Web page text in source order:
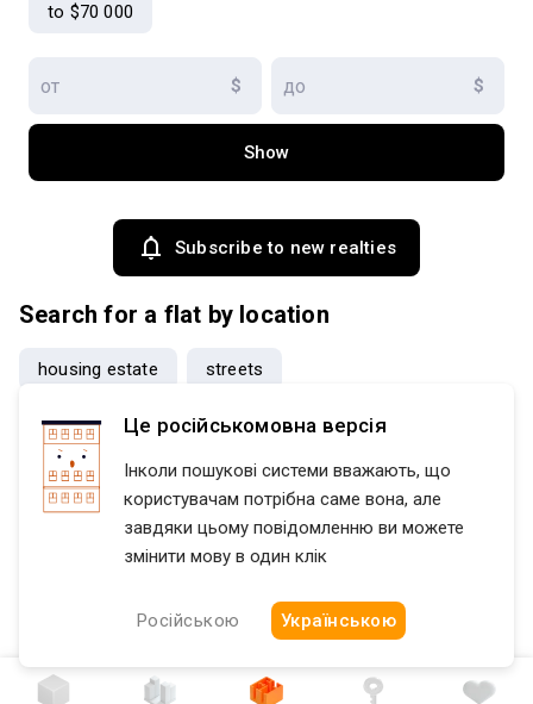
to $70 000
$ $
Show
Subscribe to new realties
Search for a flat by location
housing estate streets
Flatfy Продажа квартир Киевская область region
Це російськомовна версія
Інколи пошукові системи вважають, що
користувачам потрібна саме вона, але
завдяки цьому повідомленню ви можете
змінити мову в один клік
Російською Українською